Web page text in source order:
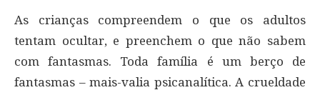
As crianças compreendem o que os adultos
tentam ocultar, e preenchem o que não sabem
com fantasmas. Toda família é um berço de
fantasmas – mais-valia psicanalítica. A crueldade